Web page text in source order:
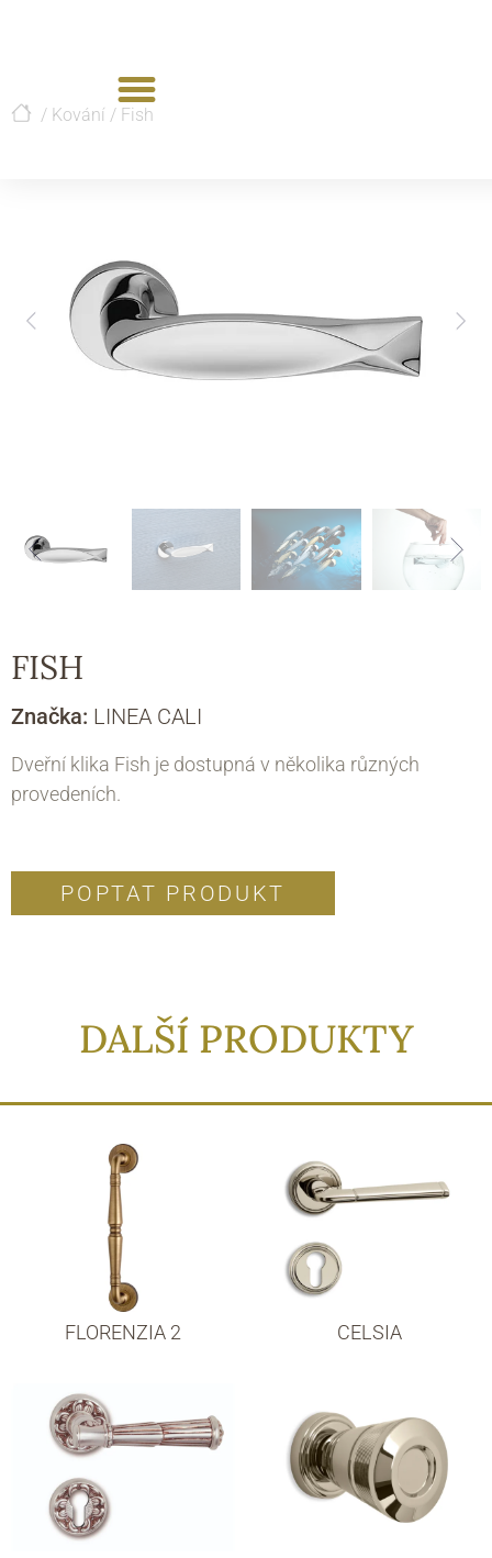
/ Kování / Fish
FISH
Značka: LINEA CALI
Dveřní klika Fish je dostupná v několika různých
provedeních.
POPTAT PRODUKT
DALŠÍ PRODUKTY
FLORENZIA 2 CELSIA